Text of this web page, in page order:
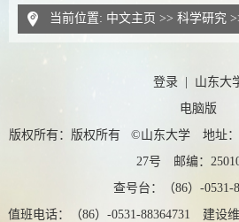
当前位置: 中文主页 >> 科学研究
登录| 山东大
电脑版
版权所有：版权所有 ©山东大学 地址：
27号 邮编：
查号台：（86）-0531-
值班电话：（86）-0531-88364731 建设